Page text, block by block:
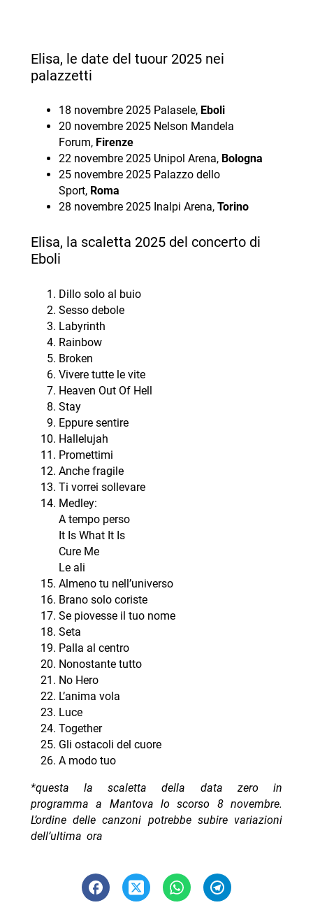
Elisa, le date del tuour 2025 nei
palazzetti
18 novembre 2025 Palasele, Eboli
20 novembre 2025 Nelson Mandela
Forum, Firenze
22 novembre 2025 Unipol Arena, Bologna
25 novembre 2025 Palazzo dello
Sport, Roma
28 novembre 2025 Inalpi Arena, Torino
Elisa, la scaletta 2025 del concerto di
Eboli
Dillo solo al buio
Sesso debole
Labyrinth
Rainbow
Broken
Vivere tutte le vite
Heaven Out Of Hell
Stay
Eppure sentire
Hallelujah
Promettimi
Anche fragile
Ti vorrei sollevare
Medley:
A tempo perso
It Is What It Is
Cure Me
Le ali
Almeno tu nell’universo
Brano solo coriste
Se piovesse il tuo nome
Seta
Palla al centro
Nonostante tutto
No Hero
L’anima vola
Luce
Together
Gli ostacoli del cuore
A modo tuo
*questa la scaletta della data zero in
programma a Mantova lo scorso 8 novembre.
L’ordine delle canzoni potrebbe subire variazioni
dell’ultima ora